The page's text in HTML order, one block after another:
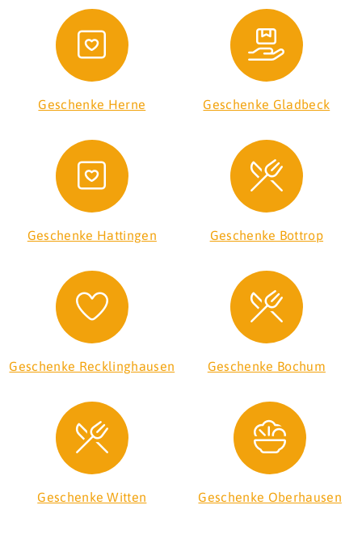
Geschenke Herne Geschenke Gladbeck
Geschenke Hattingen Geschenke Bottrop
Geschenke Recklinghausen Geschenke Bochum
Geschenke Witten Geschenke Oberhausen